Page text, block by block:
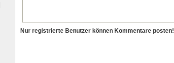
Nur registrierte Benutzer können Kommentare posten!